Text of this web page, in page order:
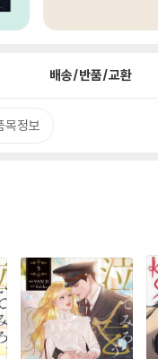
배송/반품/교환
목정보